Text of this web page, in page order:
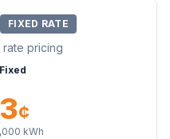
FIXED RATE
pricing
Fixed
¢
kWh